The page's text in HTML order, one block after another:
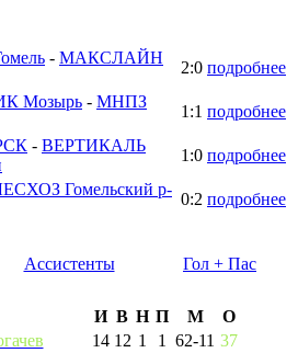
- МАКСЛАЙН
2:0 подробнее
Мозырь - МНПЗ
1:1 подробнее
- ВЕРТИКАЛЬ
1:0 подробнее
Гомельский р-
0:2 подробнее
Ассистенты Гол + Пас
И В Н П М
О
14 12 1 1 62-11 37